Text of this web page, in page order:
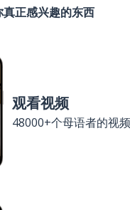
正感兴趣的东西
观看视频
48000+个母语者的视频